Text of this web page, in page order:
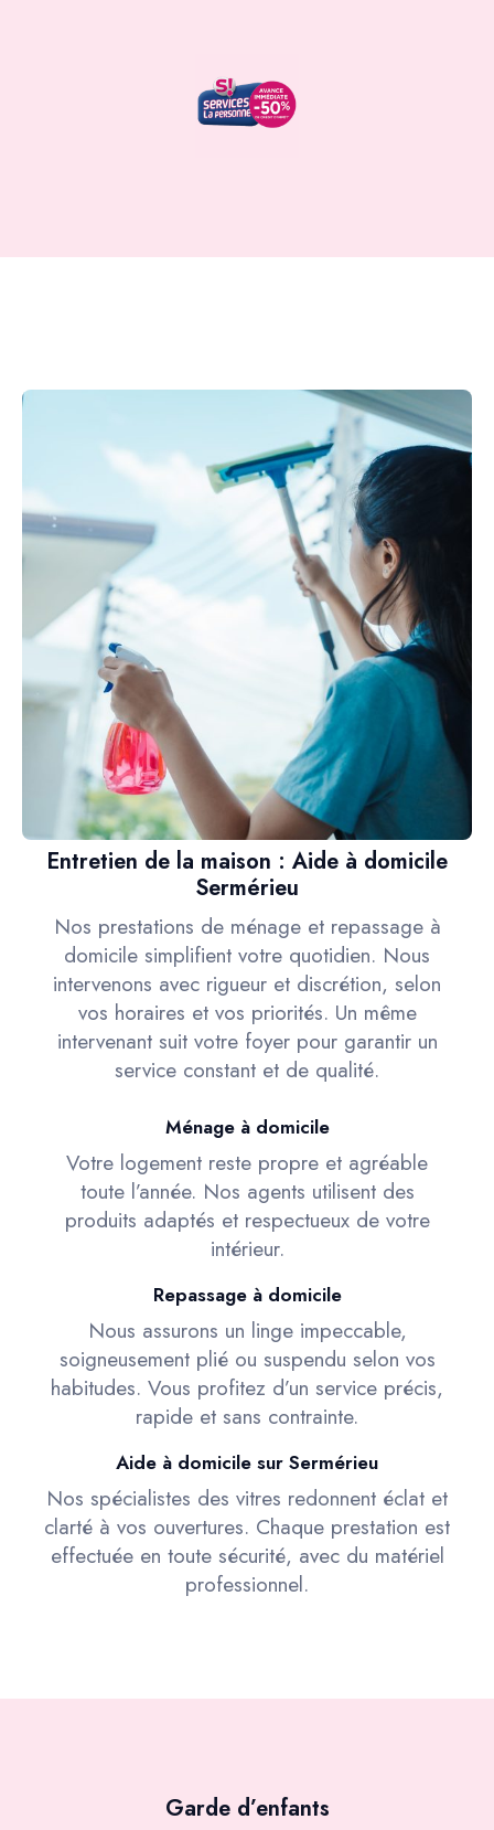
Entretien de la maison : Aide à domicile
Sermérieu
Nos prestations de ménage et repassage à
domicile simplifient votre quotidien. Nous
intervenons avec rigueur et discrétion, selon
vos horaires et vos priorités. Un même
intervenant suit votre foyer pour garantir un
service constant et de qualité.
Ménage à domicile
Votre logement reste propre et agréable
toute l’année. Nos agents utilisent des
produits adaptés et respectueux de votre
intérieur.
Repassage à domicile
Nous assurons un linge impeccable,
soigneusement plié ou suspendu selon vos
habitudes. Vous profitez d’un service précis,
rapide et sans contrainte.
Aide à domicile sur Sermérieu
Nos spécialistes des vitres redonnent éclat et
clarté à vos ouvertures. Chaque prestation est
effectuée en toute sécurité, avec du matériel
professionnel.
Garde d’enfants